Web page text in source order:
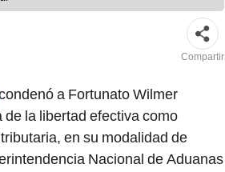
Compartir
a Fortunato Wilmer
la libertad efectiva como
en su modalidad de
Nacional de Aduanas